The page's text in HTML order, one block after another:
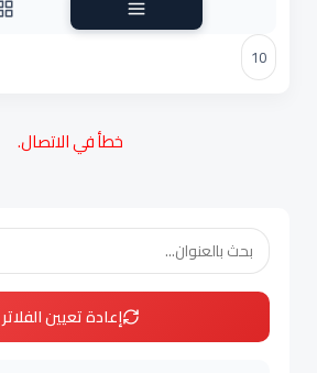
إعادة تعيين الفلاتر
خطأ في الاتصال.